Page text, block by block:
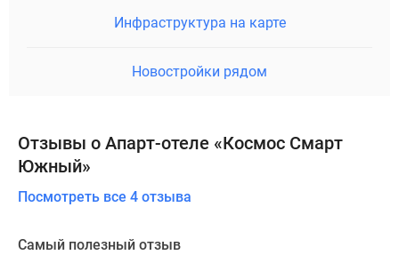
Инфраструктура на карте
Новостройки рядом
Отзывы о Апарт-отеле «Космос Смарт
Южный»
Посмотреть все 4 отзыва
Самый полезный отзыв